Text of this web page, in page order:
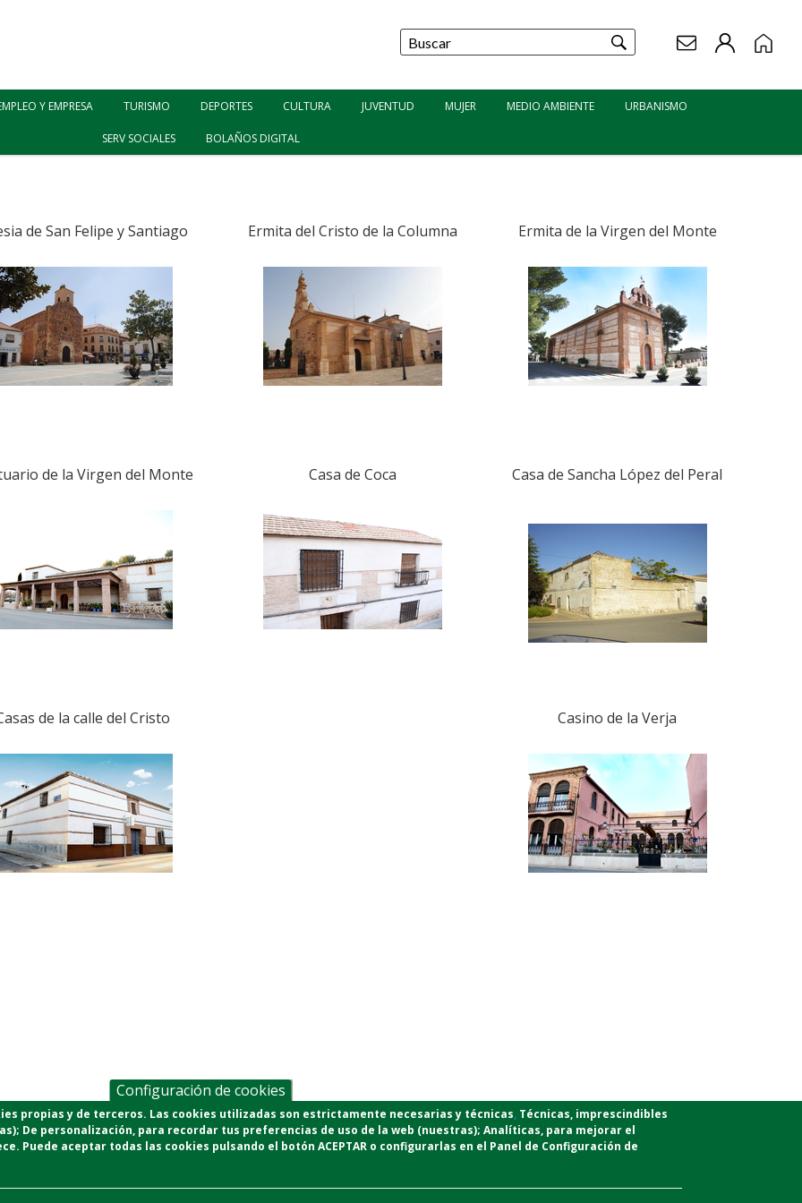
de
búsqueda
Search
Y EMPRESA TURISMO DEPORTES CULTURA JUVENTUD MUJER MEDIO AMBIENTE URBANISMO
SERV SOCIALES BOLAÑOS DIGITAL
de San Felipe y Santiago Ermita del Cristo de la Columna Ermita de la Virgen del Monte
de la Virgen del Monte Casa de Coca Casa de Sancha López del Peral
de la calle del Cristo Casino de la Verja
26 27 28 29 30 31 1
Configuración de cookies
propias y de terceros. Las cookies utilizadas son estrictamente necesarias y técnicas, Técnicas, imprescindibles
De personalización, para recordar tus preferencias de uso de la web (nuestras);Analíticas, para mejorar el
Puede aceptar todas las cookies pulsando el botón ACEPTAR o configurarlas en el Panel de Configuración de